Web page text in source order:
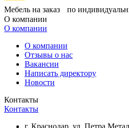
Мебель на заказ по
О компании
О компании
О компании
Отзывы о нас
Вакансии
Написать директору
Новости
Контакты
Контакты
г. Краснодар, ул. Петра